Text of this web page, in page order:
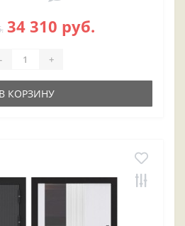
34 310 руб.
- +
В КОРЗИНУ